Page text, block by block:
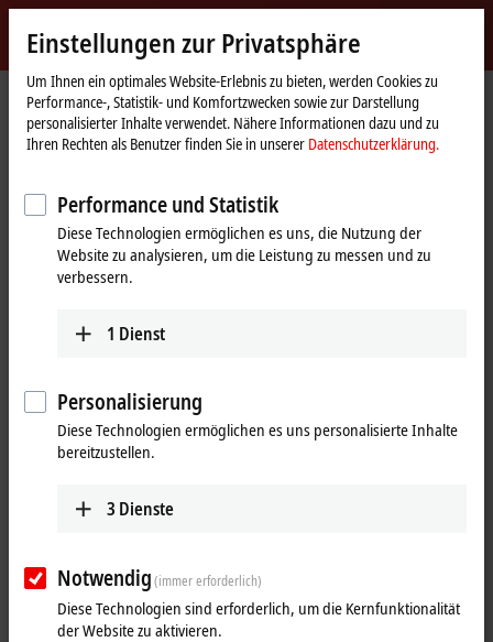
Beckhoff
-
New
Automation
Technology
myBeckhoff
StartseiteProdukte I/O Feldbus Box und IO-Link-Box
IO-Link-Box
EPI23xx | IO-Link-Box, Digital-Kombi
Tabellarische Produktübersicht
Die digitalen I/O-Module EPI23xx kombinieren digitale Eingänge und
25 Einträge
Ergebnisse:
Inhalte werden geladen ...
Einstellungen zur Privatsphäre
Um Ihnen ein optimales Website-Erlebnis zu bieten, werden Cookies zu
Performance-, Statistik- und Komfortzwecken sowie zur Darstellung
personalisierter Inhalte verwendet. Nähere Informationen dazu und zu
Ihren Rechten als Benutzer finden Sie in unserer Datenschutzerklärung.
Performance und Statistik
Diese Technologien ermöglichen es uns, die Nutzung der
Website zu analysieren, um die Leistung zu messen und zu
verbessern.
1 Dienst
Personalisierung
Diese Technologien ermöglichen es uns personalisierte Inhalte
bereitzustellen.
3 Dienste
Notwendig(immer erforderlich)
Diese Technologien sind erforderlich, um die Kernfunktionalität
der Website zu aktivieren.